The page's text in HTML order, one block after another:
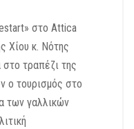
στο Attica
Χίου κ. Νότης
τραπέζι της
ο τουρισμός στο
των γαλλικών